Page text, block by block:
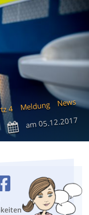
4 Meldung News
am05.12.2017